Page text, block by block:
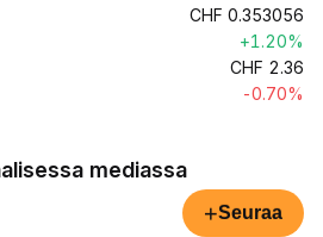
CHF 0.353056
+1.20%
CHF 2.36
-0.70%
mediassa
+Seuraa